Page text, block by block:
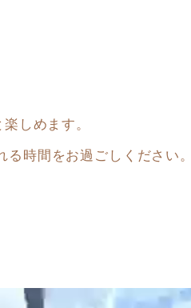
しめます。
時間をお過ごしください。